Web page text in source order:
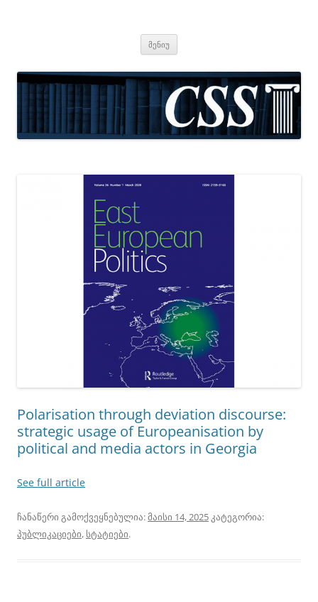
მენიუ
Polarisation through deviation discourse:
strategic usage of Europeanisation by
political and media actors in Georgia
See full article
ჩანაწერი გამოქვეყნებულია:მაისი 14, 2025კატეგორია:
პუბლიკაციები,სტატიები.